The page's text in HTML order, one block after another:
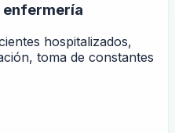
enfermería
hospitalizados,
toma de constantes